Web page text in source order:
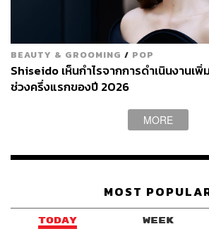
BEAUTY & GROOMING / POP
Shiseido เห็นกำไรจากการดำเนินงานเพิ่
ช่วงครึ่งแรกของปี 2026
MORE
MOST
TODAY WEEK